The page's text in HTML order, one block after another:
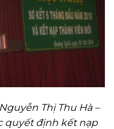
Thị Thu Hà –
quyết định kết nạp